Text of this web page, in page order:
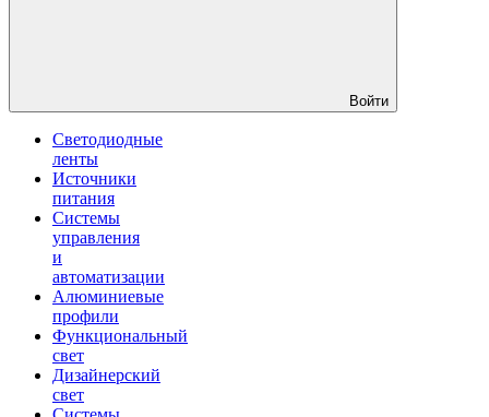
Войти
Светодиодные
ленты
Источники
питания
Системы
управления
и
автоматизации
Алюминиевые
профили
Функциональный
свет
Дизайнерский
свет